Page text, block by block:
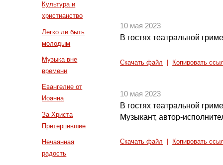
Культура и
христианство
Легко ли быть
молодым
Музыка вне
времени
Евангелие от
Иоанна
За Христа
Претерпевшие
Нечаянная
радость
10 мая 2023
В гостях театральной
Скачать файл Копировать
10 мая 2023
В гостях театральной
Музыкант, автор-
Скачать файл Копировать